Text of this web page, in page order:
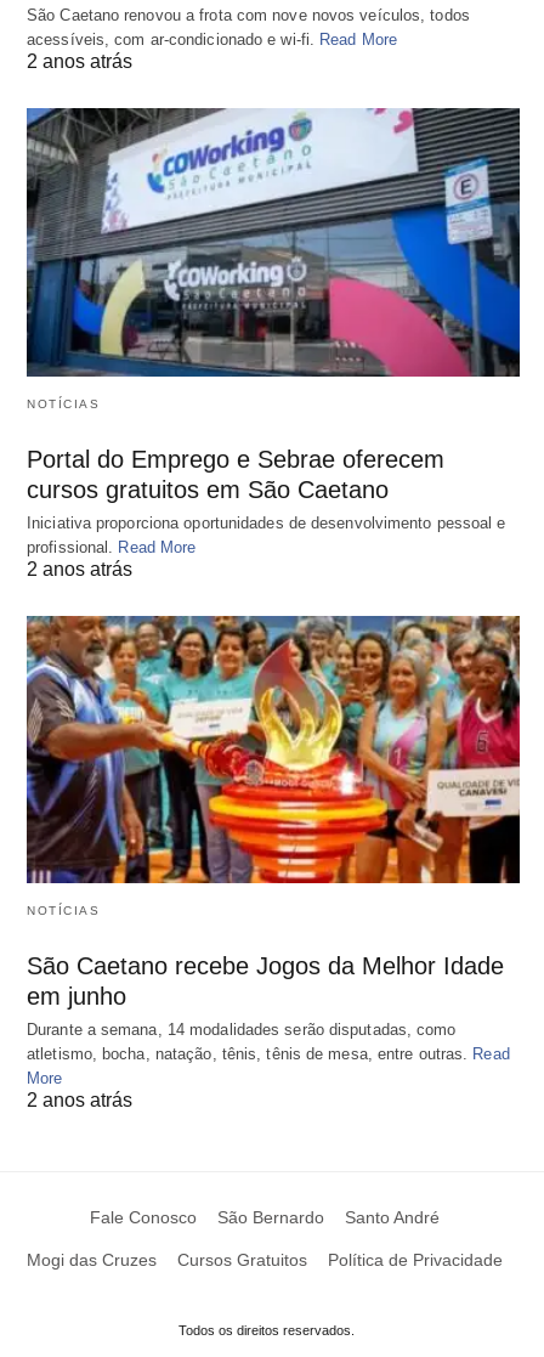
São Caetano renovou a frota com nove novos veículos, todos
acessíveis, com ar-condicionado e wi-fi. Read More
2 anos atrás
NOTÍCIAS
Portal do Emprego e Sebrae oferecem
cursos gratuitos em São Caetano
Iniciativa proporciona oportunidades de desenvolvimento pessoal e
profissional.
Read More
2 anos atrás
NOTÍCIAS
São Caetano recebe Jogos da Melhor Idade
em junho
Durante a semana, 14 modalidades serão disputadas, como
atletismo, bocha, natação, tênis, tênis de mesa, entre outras. Read
More
2 anos atrás
Fale Conosco São Bernardo Santo André
Mogi das Cruzes Cursos Gratuitos Política de Privacidade
Todos os direitos reservados.